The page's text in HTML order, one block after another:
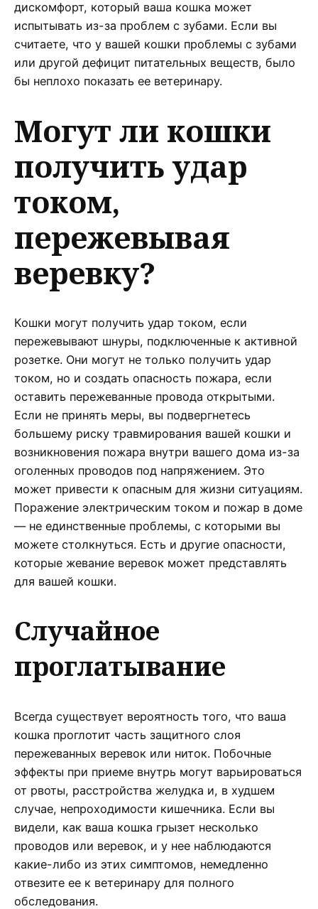
дискомфорт, который ваша кошка может
испытывать из-за проблем с зубами. Если вы
считаете, что у вашей кошки проблемы с зубами
или другой дефицит питательных веществ, было
бы неплохо показать ее ветеринару.
Могут ли кошки
получить удар
током,
пережевывая
веревку?
Кошки могут получить удар током, если
пережевывают шнуры, подключенные к активной
розетке. Они могут не только получить удар
током, но и создать опасность пожара, если
оставить пережеванные провода открытыми.
Если не принять меры, вы подвергнетесь
большему риску травмирования вашей кошки и
возникновения пожара внутри вашего дома из-за
оголенных проводов под напряжением. Это
может привести к опасным для жизни ситуациям.
Поражение электрическим током и пожар в доме
— не единственные проблемы, с которыми вы
можете столкнуться. Есть и другие опасности,
которые жевание веревок может представлять
для вашей кошки.
Случайное
проглатывание
Всегда существует вероятность того, что ваша
кошка проглотит часть защитного слоя
пережеванных веревок или ниток. Побочные
эффекты при приеме внутрь могут варьироваться
от рвоты, расстройства желудка и, в худшем
случае, непроходимости кишечника. Если вы
видели, как ваша кошка грызет несколько
проводов или веревок, и у нее наблюдаются
какие-либо из этих симптомов, немедленно
отвезите ее к ветеринару для полного
обследования.